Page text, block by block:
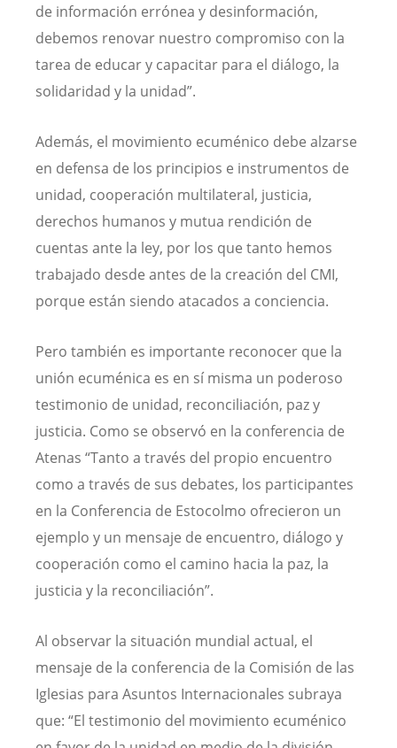
de información errónea y desinformación,
debemos renovar nuestro compromiso con la
tarea de educar y capacitar para el diálogo, la
solidaridad y la unidad”.
Además, el movimiento ecuménico debe alzarse
en defensa de los principios e instrumentos de
unidad, cooperación multilateral, justicia,
derechos humanos y mutua rendición de
cuentas ante la ley, por los que tanto hemos
trabajado desde antes de la creación del CMI,
porque están siendo atacados a conciencia.
Pero también es importante reconocer que la
unión ecuménica es en sí misma un poderoso
testimonio de unidad, reconciliación, paz y
justicia. Como se observó en la conferencia de
Atenas “Tanto a través del propio encuentro
como a través de sus debates, los participantes
en la Conferencia de Estocolmo ofrecieron un
ejemplo y un mensaje de encuentro, diálogo y
cooperación como el camino hacia la paz, la
justicia y la reconciliación”.
Al observar la situación mundial actual, el
mensaje de la conferencia de la Comisión de las
Iglesias para Asuntos Internacionales subraya
que: “El testimonio del movimiento ecuménico